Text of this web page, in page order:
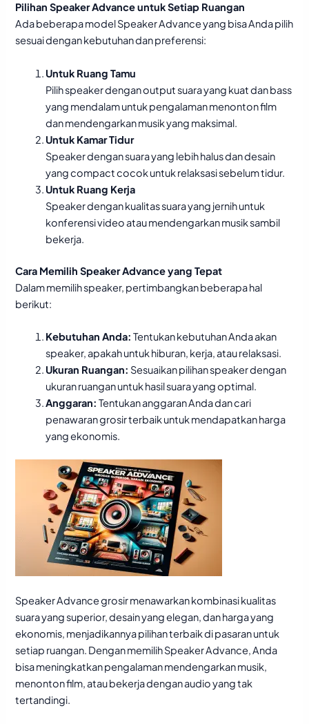
Pilihan Speaker Advance untuk Setiap Ruangan
Ada beberapa model Speaker Advance yang bisa Anda pilih
sesuai dengan kebutuhan dan preferensi:
Untuk Ruang Tamu
Pilih speaker dengan output suara yang kuat dan bass
yang mendalam untuk pengalaman menonton film
dan mendengarkan musik yang maksimal.
Untuk Kamar Tidur
Speaker dengan suara yang lebih halus dan desain
yang compact cocok untuk relaksasi sebelum tidur.
Untuk Ruang Kerja
Speaker dengan kualitas suara yang jernih untuk
konferensi video atau mendengarkan musik sambil
bekerja.
Cara Memilih Speaker Advance yang Tepat
Dalam memilih speaker, pertimbangkan beberapa hal
berikut:
Kebutuhan Anda: Tentukan kebutuhan Anda akan
speaker, apakah untuk hiburan, kerja, atau relaksasi.
Ukuran Ruangan: Sesuaikan pilihan speaker dengan
ukuran ruangan untuk hasil suara yang optimal.
Anggaran: Tentukan anggaran Anda dan cari
penawaran grosir terbaik untuk mendapatkan harga
yang ekonomis.
Speaker Advance grosir menawarkan kombinasi kualitas
suara yang superior, desain yang elegan, dan harga yang
ekonomis, menjadikannya pilihan terbaik di pasaran untuk
setiap ruangan. Dengan memilih Speaker Advance, Anda
bisa meningkatkan pengalaman mendengarkan musik,
menonton film, atau bekerja dengan audio yang tak
tertandingi.